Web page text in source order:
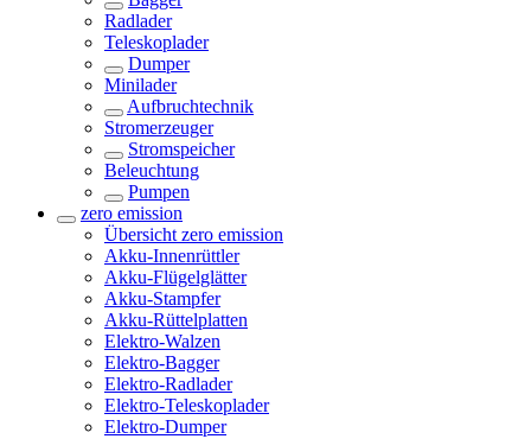
Radlader
Teleskoplader
Dumper
Minilader
Aufbruchtechnik
Stromerzeuger
Stromspeicher
Beleuchtung
Pumpen
zero emission
Übersicht zero emission
Akku-Innenrüttler
Akku-Flügelglätter
Akku-Stampfer
Akku-Rüttelplatten
Elektro-Walzen
Elektro-Bagger
Elektro-Radlader
Elektro-Teleskoplader
Elektro-Dumper